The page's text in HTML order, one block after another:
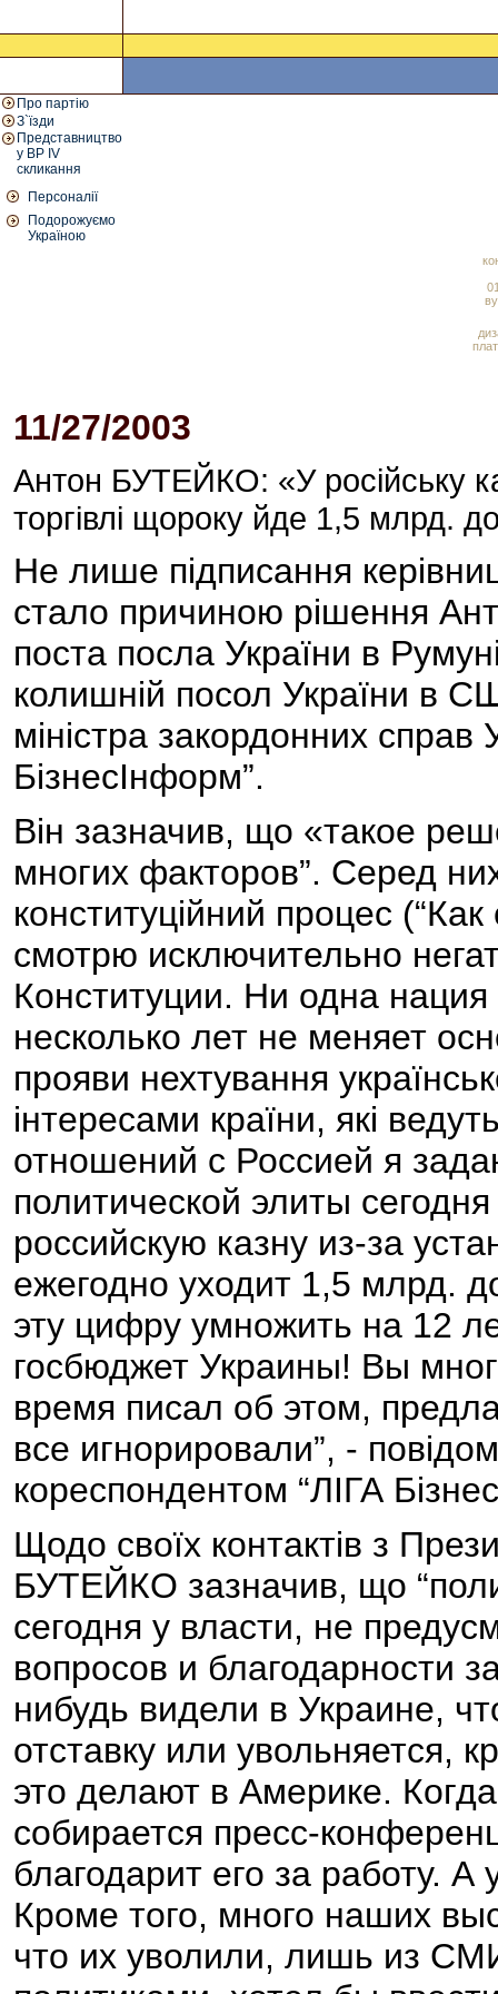
Про партію
З`їзди
Представництво
у ВР IV
скликання
Персоналії
Подорожуємо
Україною
11/27/2003
Антон БУТЕЙКО: «У російську
торгівлі щороку йде 1,5 млрд.
Не лише підписання
стало причиною рішення
поста посла України в
колишній посол України в
міністра закордонних справ
БізнесІнформ”.
Він зазначив, що «такое
многих факторов”. Серед
конституційний процес
смотрю исключительно
Конституции. Ни одна
несколько лет не меняет
прояви нехтування
інтересами країни, які
отношений с Россией я
политической элиты
российскую казну из-за
ежегодно уходит 1,5 млрд.
эту цифру умножить на 12
госбюджет Украины! Вы
время писал об этом,
все игнорировали”, -
кореспондентом “ЛІГА
Щодо своїх контактів з
БУТЕЙКО зазначив, що
сегодня у власти, не
вопросов и благодарности
нибудь видели в Украине,
отставку или увольняется,
это делают в Америке.
собирается пресс-
благодарит его за работу.
Кроме того, много наших
что их уволили, лишь из